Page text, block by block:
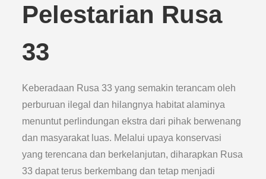
Pelestarian Rusa
33
Keberadaan Rusa 33 yang semakin terancam oleh
perburuan ilegal dan hilangnya habitat alaminya
menuntut perlindungan ekstra dari pihak berwenang
dan masyarakat luas. Melalui upaya konservasi
yang terencana dan berkelanjutan, diharapkan Rusa
33 dapat terus berkembang dan tetap menjadi